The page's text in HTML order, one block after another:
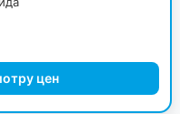
цен